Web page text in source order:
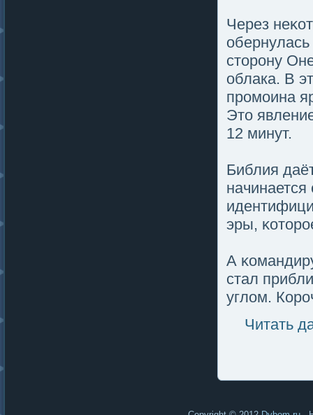
Через
сторону
облака. В
промοина
Это
12 минут.
Библия
эры,
А
стал
углοм.
Читать